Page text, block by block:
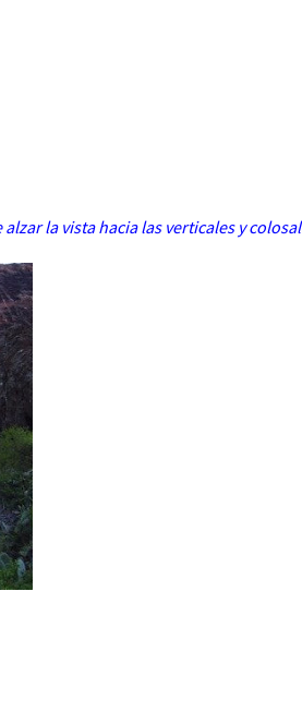
la vista hacia las verticales y